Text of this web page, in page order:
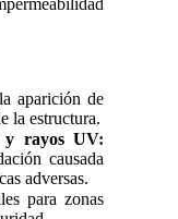
aparición de
la estructura.
y rayos UV:
causada
adversas.
para zonas